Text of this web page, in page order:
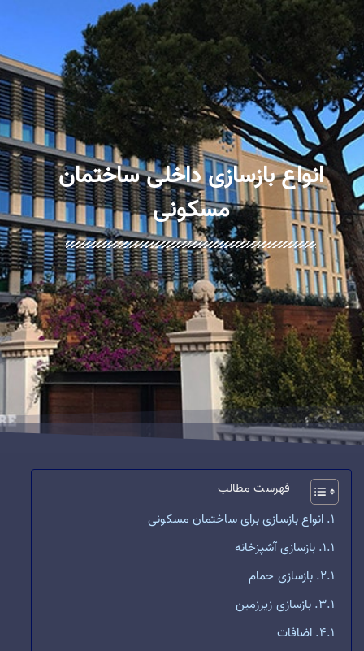
انواع بازسازی داخلی ساختمان
مسکونی
فهرست مطالب
انواع بازسازی برای ساختمان مسکونی
بازسازی آشپزخانه
بازسازی حمام
بازسازی زیرزمین
اضافات